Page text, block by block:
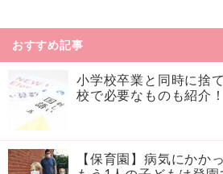
おすすめ記事
小学校卒業と同時に捨
校で必要なものも紹介！
【保育園】病気にかか